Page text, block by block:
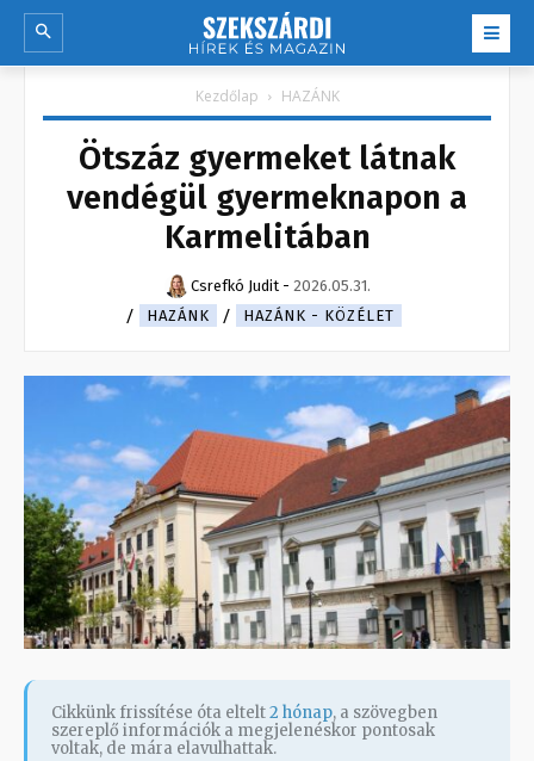
Kezdőlap HAZÁNK
Ötszáz gyermeket látnak
vendégül gyermeknapon a
Karmelitában
Csrefkó Judit - 2026.05.31.
HAZÁNK
HAZÁNK - KÖZÉLET
Cikkünk frissítése óta eltelt2 hónap, a szövegben
szereplő információk a megjelenéskor pontosak
voltak, de mára elavulhattak.